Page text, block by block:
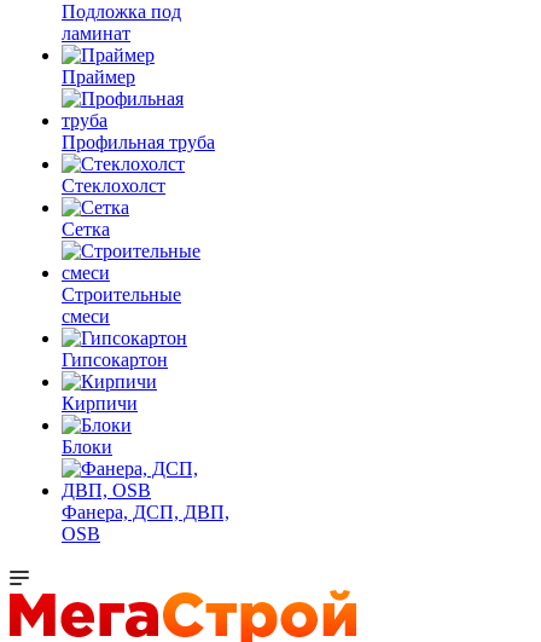
Подложка под
ламинат
Праймер
Профильная труба
Стеклохолст
Сетка
Строительные
смеси
Гипсокартон
Кирпичи
Блоки
Фанера, ДСП, ДВП,
OSB